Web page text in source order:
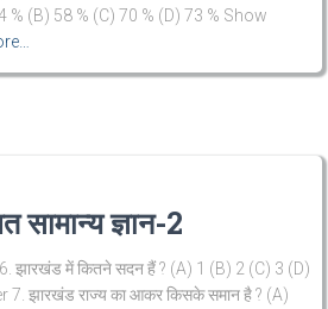
% (B) 58 % (C) 70 % (D) 73 % Show
सामान्य ज्ञान-2
6. झारखंड में कितने सदन हैं ? (A) 1 (B) 2 (C) 3 (D)
7. झारखंड राज्य का आकर किसके समान है ? (A)